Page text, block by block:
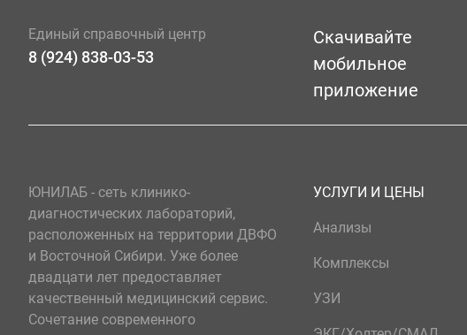
Единый справочный центр
8 (924) 838-03-53
Скачивайте
мобильное
приложение
ЮНИЛАБ - сеть клинико-
диагностических лабораторий,
расположенных на территории ДВФО
и Восточной Сибири. Уже более
двадцати лет предоставляет
качественный медицинский сервис.
Сочетание современного
УСЛУГИ И ЦЕНЫ
Анализы
Комплексы
УЗИ